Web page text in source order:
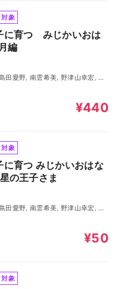
象
に育つ みじかいおは
編
也（歌・演奏）
¥440
象
に育つ みじかいおはな
の王子さま
也（歌・演奏）
¥50
象